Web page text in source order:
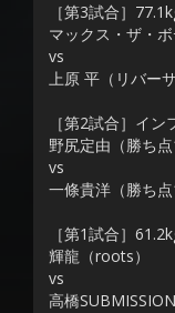
［第3試合］
マックス・ザ・ボ
vs
上原 平（リバー
［第2試合］イ
野尻定由（勝ち点
vs
一條貴洋（勝ち点
［第1試合］
輝龍（roots）
vs
高橋